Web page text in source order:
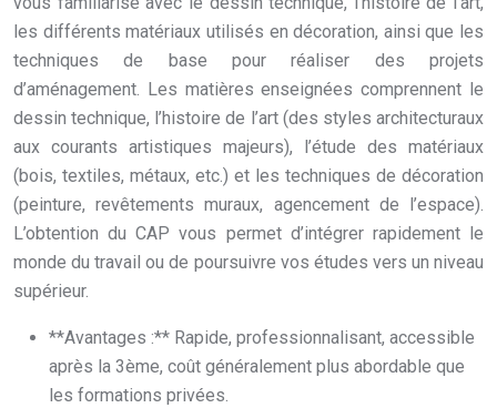
les différents matériaux utilisés en décoration, ainsi que les
techniques de base pour réaliser des projets
d’aménagement. Les matières enseignées comprennent le
dessin technique, l’histoire de l’art (des styles architecturaux
aux courants artistiques majeurs), l’étude des matériaux
(bois, textiles, métaux, etc.) et les techniques de décoration
(peinture, revêtements muraux, agencement de l’espace).
L’obtention du CAP vous permet d’intégrer rapidement le
monde du travail ou de poursuivre vos études vers un niveau
supérieur.
**Avantages :** Rapide, professionnalisant, accessible
après la 3ème, coût généralement plus abordable que
les formations privées.